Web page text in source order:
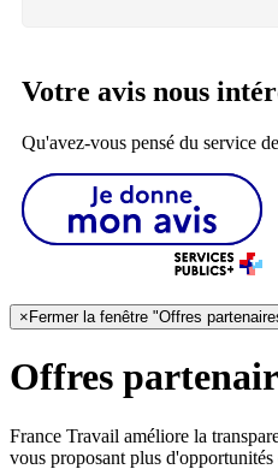
Votre avis nous
Qu'avez-vous pensé du service
× Fermer la fenêtre "Offres
Offres
France Travail améliore la
vous proposant plus